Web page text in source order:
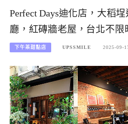
Perfect Days迪化店，大稻
廳，紅磚牆老屋，台北不限
下午茶甜點店 UPSSMILE 2025-09-